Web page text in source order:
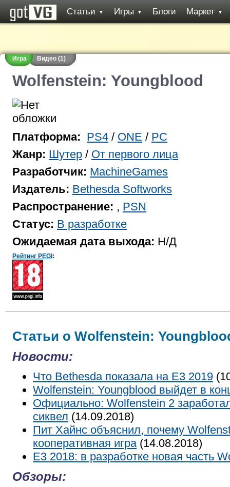
Статьи ▼ Игры ▼ Блоги Маркет ▼
Игра Видео (1)
Wolfenstein: Youngblood
Платформа: PS4 / ONE / PC
Жанр: Шутер / От первого лица
Разработчик: MachineGames
Издатель: Bethesda Softworks
Распространение: , PSN
Статус: В разработке
Ожидаемая дата выхода: Н/Д
Рейтинг PEGI :
Статьи о Wolfenstein:
Новости:
Что Bethesda показала на Е3 2019
Wolfenstein: Youngblood выйдет в
Официально: Wolfenstein 2
сиквел (14.09.2018)
Пит Хайнс объяснил, почему
кооперативная игра(14.08.2018)
E3 2018: в разработке новая часть
Обзоры: